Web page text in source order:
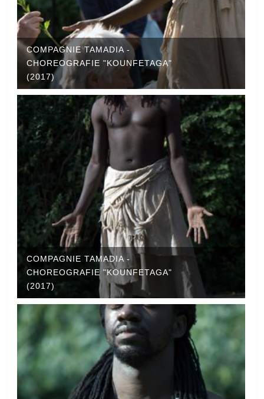
COMPAGNIE TAMADIA -
CHOREOGRAFIE "KOUNFETAGA"
(2017)
COMPAGNIE TAMADIA -
CHOREOGRAFIE "KOUNFETAGA"
(2017)